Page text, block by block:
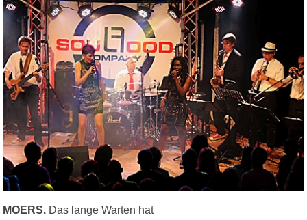
MOERS. Das lange Warten hat